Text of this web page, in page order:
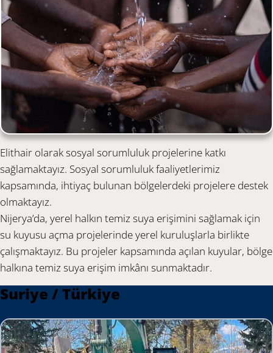
Elithair olarak sosyal sorumluluk projelerine katkı
sağlamaktayız. Sosyal sorumluluk faaliyetlerimiz
kapsamında, ihtiyaç bulunan bölgelerdeki projelere destek
olmaktayız.
Nijerya’da, yerel halkın temiz suya erişimini sağlamak için
su kuyusu açma projelerinde yerel kuruluşlarla birlikte
çalışmaktayız. Bu projeler kapsamında açılan kuyular, bölge
halkına temiz suya erişim imkânı sunmaktadır.
Suriye / Türkiye